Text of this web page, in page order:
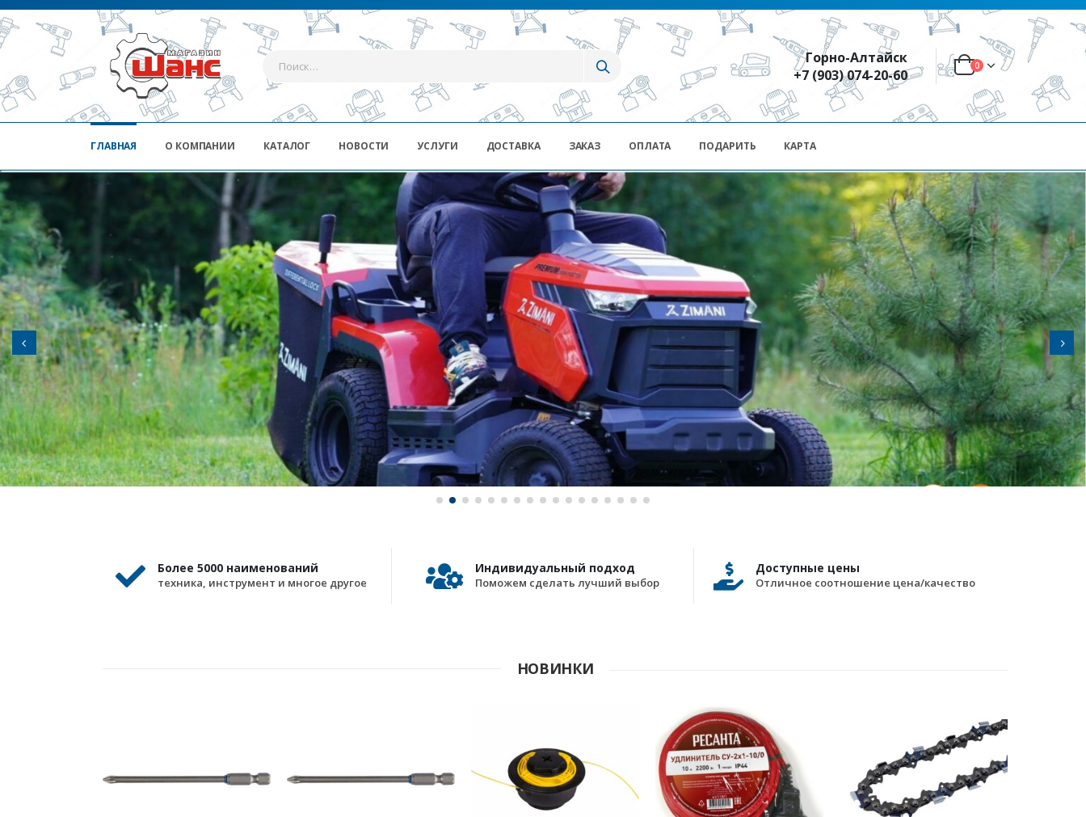
Горно-Алтайск
+7 (903) 074-20-60
0
ГЛАВНАЯ О КОМПАНИИ КАТАЛОГ НОВОСТИ УСЛУГИ ДОСТАВКА ЗАКАЗ ОПЛАТА ПОДАРИТЬ КАРТА
Более 5000 наименований
техника, инструмент и многое другое
Индивидуальный подход
Поможем сделать лучший выбор
Доступные цены
Отличное соотношение цена/качество
НОВИНКИ